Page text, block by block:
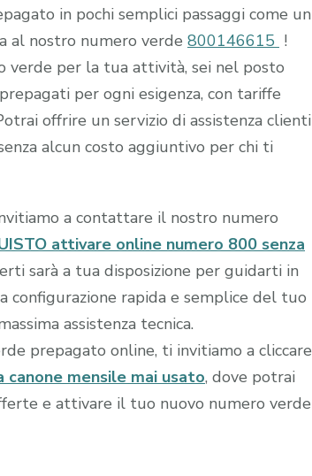
in pochi semplici passaggi come un
al nostro numero verde 800146615 !
verde per la tua attività, sei nel posto
per ogni esigenza, con tariffe
offrire un servizio di assistenza clienti
alcun costo aggiuntivo per chi ti
a contattare il nostro numero
attivare online numero 800 senza
sarà a tua disposizione per guidarti in
configurazione rapida e semplice del tuo
assistenza tecnica.
prepagato online, ti invitiamo a cliccare
canone mensile mai usato, dove potrai
e attivare il tuo nuovo numero verde